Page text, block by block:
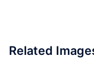
Related